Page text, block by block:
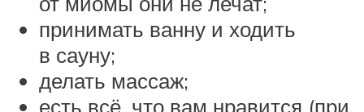
принимать ванну и ходить
в сауну;
делать массаж;
есть всё, что вам нравится (при